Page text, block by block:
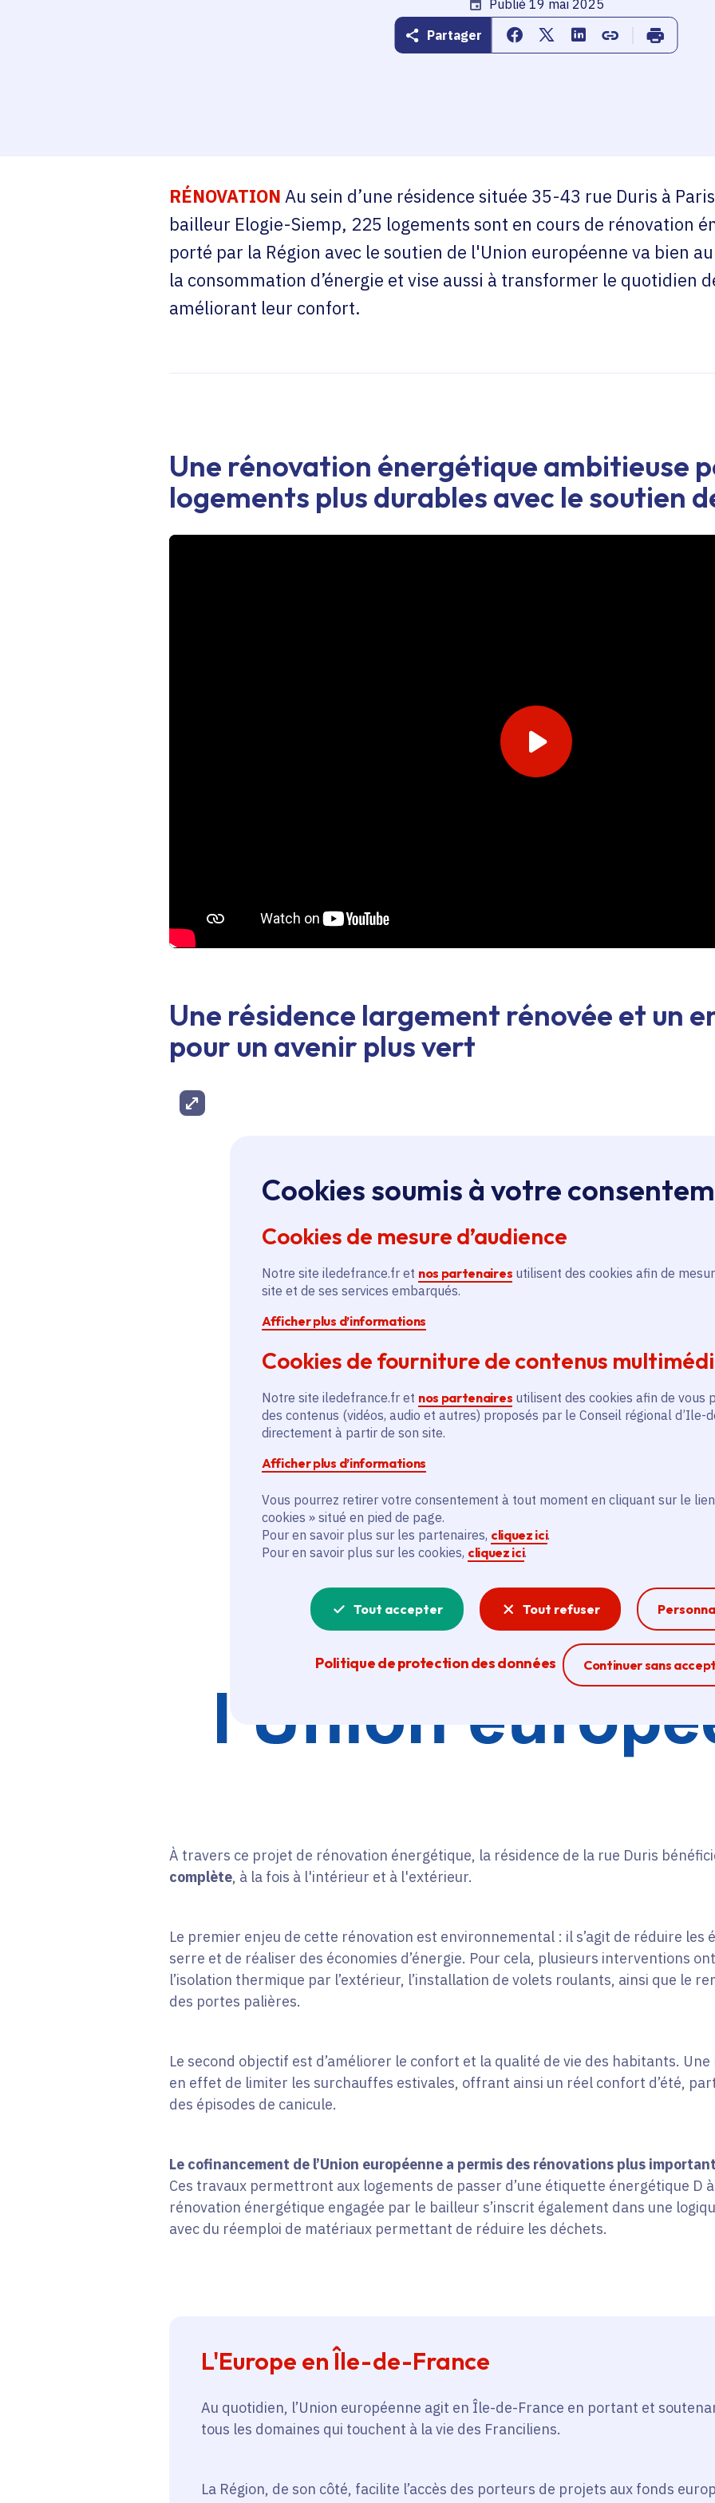
Cookies soumis à votre
Cookies de mesure d’audience
Notre site iledefrance.fr et nos partenaires utilisent des cookies afin de
site et de ses services embarqués.
Afficher plus d’informations
Cookies de fourniture de contenus
Notre site iledefrance.fr et nos partenaires utilisent des cookies afin de vous
des contenus (vidéos, audio et autres) proposés par le Conseil régional d’Ile-
directement à partir de son site.
Afficher plus d’informations
Vous pourrez retirer votre consentement à tout moment en cliquant sur le
cookies » situé en pied de page.
Pour en savoir plus sur les partenaires, cliquez ici.
Pour en savoir plus sur les cookies, cliquez ici.
Tout accepter Tout refuser
Politique de protection des données Continuer sans
Ferme la
Date de publication
Publié 19 mai 2025
Partager
Partager sur Facebook
Partager sur Twitter
Partager sur Linkedin
Copier dans le
Imprimer
RÉNOVATION Au sein d’une résidence située 35-43 rue Duris à
bailleur Elogie-Siemp, 225 logements sont en cours de rénovation
porté par la Région avec le soutien de l'Union européenne va bien
la consommation d’énergie et vise aussi à transformer le quotidien
améliorant leur confort.
Une rénovation énergétique ambitieuse
logements plus durables avec le soutien
Play video
Une résidence largement rénovée et un
pour un avenir plus vert
Agrandir l'image
À travers ce projet de rénovation énergétique, la résidence de la rue Duris
complète, à la fois à l'intérieur et à l'extérieur.
Le premier enjeu de cette rénovation est environnemental : il s’agit de réduire les
serre et de réaliser des économies d’énergie. Pour cela, plusieurs interventions
l’isolation thermique par l’extérieur, l’installation de volets roulants, ainsi que le
des portes palières.
Le second objectif est d’améliorer le confort et la qualité de vie des habitants.
en effet de limiter les surchauffes estivales, offrant ainsi un réel confort d’été,
des épisodes de canicule.
Le cofinancement de l’Union européenne a permis des rénovations plus
Ces travaux permettront aux logements de passer d’une étiquette énergétique D
rénovation énergétique engagée par le bailleur s’inscrit également dans une
avec du réemploi de matériaux permettant de réduire les déchets.
L'Europe en Île-de-France
Au quotidien, l’Union européenne agit en Île-de-France en portant et
tous les domaines qui touchent à la vie des Franciliens.
La Région, de son côté, facilite l’accès des porteurs de projets aux fonds